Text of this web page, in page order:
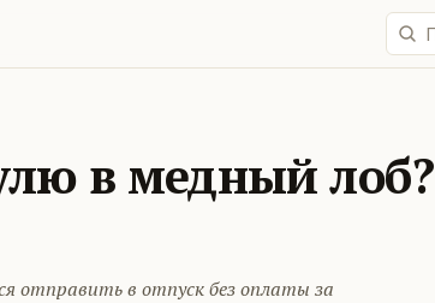
в медный лоб?
отправить в отпуск без оплаты за